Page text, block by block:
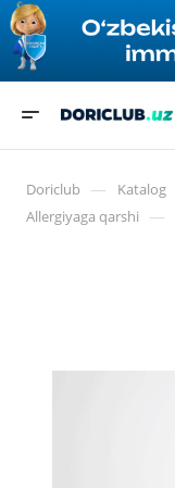
Doriclub — Katalog
Allergiyaga qarshi —